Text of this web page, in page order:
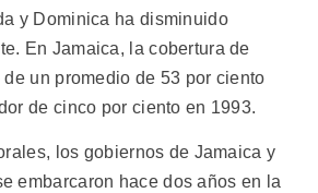
y Dominica ha disminuido
En Jamaica, la cobertura de
un promedio de 53 por ciento
de cinco por ciento en 1993.
los gobiernos de Jamaica y
embarcaron hace dos años en la